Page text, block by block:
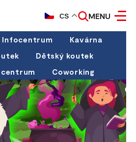
CS MENU
Infocentrum
Kavárna
Dětský koutek
Coworking